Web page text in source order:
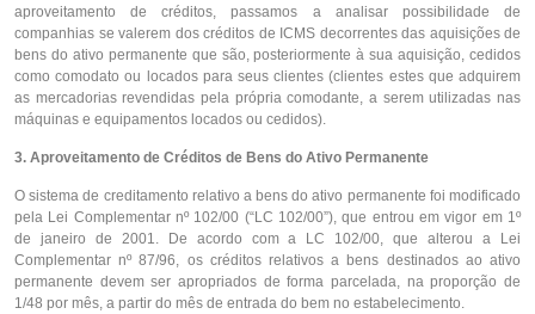
aproveitamento de créditos, passamos a analisar possibilidade de
companhias se valerem dos créditos de ICMS decorrentes das aquisições de
bens do ativo permanente que são, posteriormente à sua aquisição, cedidos
como comodato ou locados para seus clientes (clientes estes que adquirem
as mercadorias revendidas pela própria comodante, a serem utilizadas nas
máquinas e equipamentos locados ou cedidos).
3. Aproveitamento de Créditos de Bens do Ativo Permanente
O sistema de creditamento relativo a bens do ativo permanente foi modificado
pela Lei Complementar nº 102/00 (“LC 102/00”), que entrou em vigor em 1º
de janeiro de 2001. De acordo com a LC 102/00, que alterou a Lei
Complementar nº 87/96, os créditos relativos a bens destinados ao ativo
permanente devem ser apropriados de forma parcelada, na proporção de
1/48 por mês, a partir do mês de entrada do bem no estabelecimento.